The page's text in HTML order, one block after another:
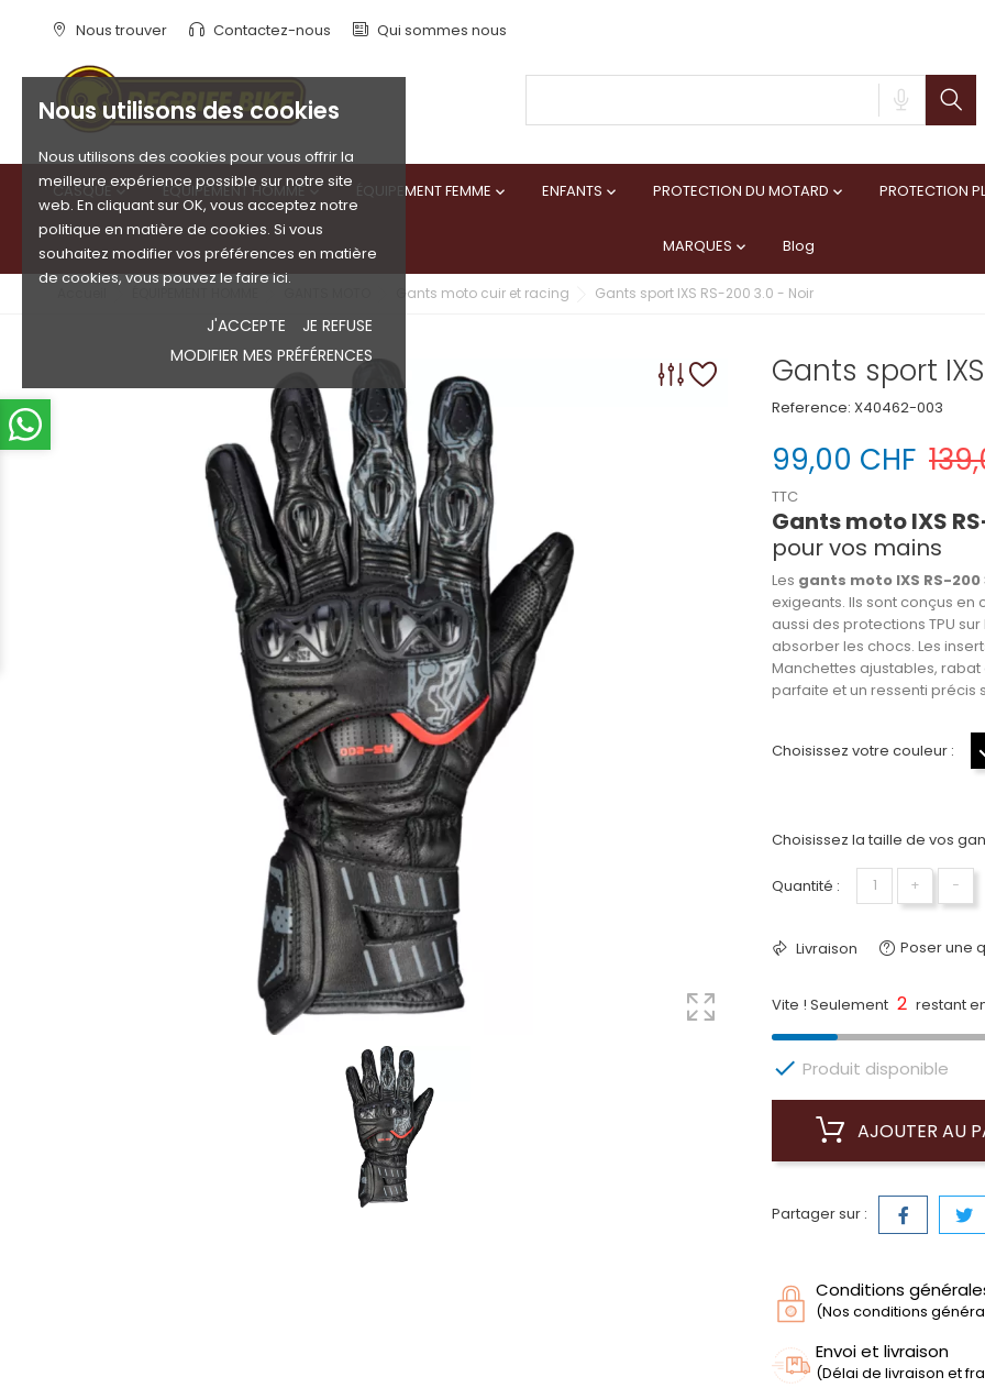
Nous utilisons des cookies
Nous utilisons des cookies pour vous offrir la
meilleure expérience possible sur notre site
web. En cliquant sur OK, vous acceptez notre
politique en matière de cookies. Si vous
souhaitez modifier vos préférences en matière
de cookies, vous pouvez le faire ici.
J'ACCEPTE
JE REFUSE
MODIFIER MES PRÉFÉRENCES
Nous trouver Contactez-nous Qui sommes nous
CASQUE  ÉQUIPEMENT HOMME ÉQUIPEMENT FEMME  ENFANTS  PROTECTION DU MOTARD  PROTECTION
MARQUES  Blog
Gants moto cuir et racing Gants sport IXS RS-200 3.0 - Noir
Gants sport
Reference: X40462-003
99,00 CHF
TTC
Gants moto IXS
pour vos mains
Les gants moto IXS RS-200
exigeants. Ils sont conçus
aussi des protections TPU
absorber les chocs. Les
Manchettes ajustables,
parfaite et un ressenti précis
Choisissez votre couleur :
Choisissez la taille de vos
Quantité : + −
Livraison Poser une
Vite ! Seulement 2 restant
 Produit disponible
AJOUTER AU
Partager sur :
Conditions
(Nos conditions
Envoi et livraison
(Délai de livraison et